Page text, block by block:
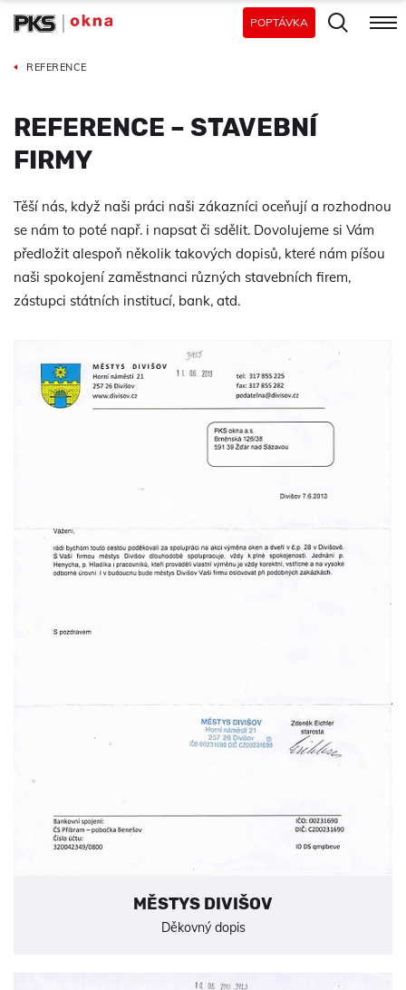
POPTÁVKA
REFERENCE
REFERENCE – STAVEBNÍ
FIRMY
Těší nás, když naši práci naši zákazníci oceňují a rozhodnou
se nám to poté např. i napsat či sdělit. Dovolujeme si Vám
předložit alespoň několik takových dopisů, které nám píšou
naši spokojení zaměstnanci různých stavebních firem,
zástupci státních institucí, bank, atd.
MĚSTYS DIVIŠOV
Děkovný dopis